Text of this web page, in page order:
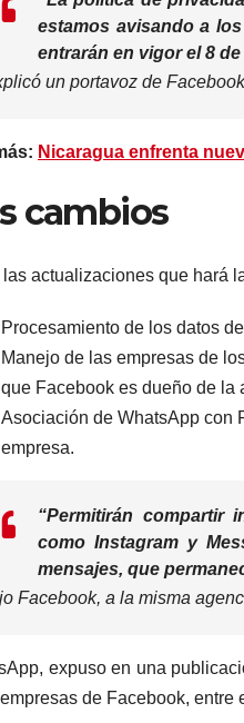
estamos avisando a
entrarán en vigor el 8 de
un portavoz de
Nicaragua enfrenta
cambios
las actualizaciones que hará
Procesamiento de los datos
Manejo de las empresas de
que Facebook es dueño de la
Asociación de WhatsApp con
empresa.
“Permitirán compartir
como Instagram y
mensajes, que
Facebook, a la misma
expuso en una
de Facebook, entre